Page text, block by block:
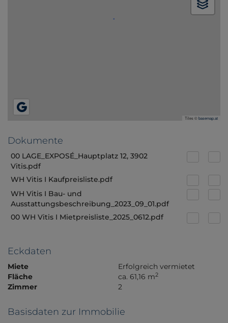
Tiles ©basemap.at
Dokumente
00 LAGE_EXPOSÉ_Hauptplatz 12, 3902
Vitis.pdf
WH Vitis I Kaufpreisliste.pdf
WH Vitis I Bau- und
Ausstattungsbeschreibung_2023_09_01.pdf
00 WH Vitis I Mietpreisliste_2025_0612.pdf
Eckdaten
Miete
Erfolgreich vermietet
Fläche
ca. 61,16 m2
Zimmer 2
Basisdaten zur Immobilie